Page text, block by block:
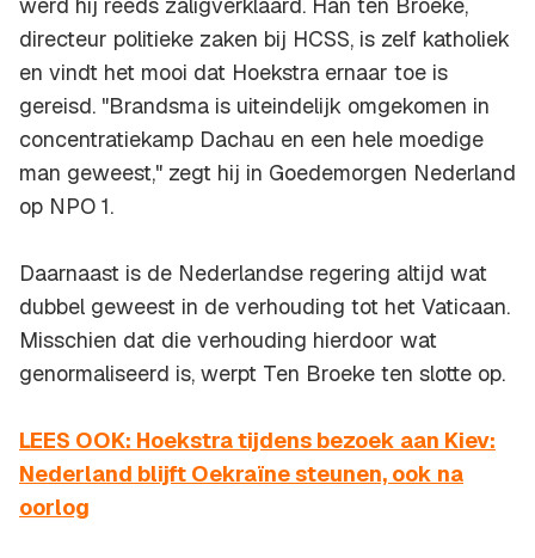
werd hij reeds zaligverklaard. Han ten Broeke,
directeur politieke zaken bij HCSS, is zelf katholiek
en vindt het mooi dat Hoekstra ernaar toe is
gereisd. "Brandsma is uiteindelijk omgekomen in
concentratiekamp Dachau en een hele moedige
man geweest," zegt hij in Goedemorgen Nederland
op NPO 1.
Daarnaast is de Nederlandse regering altijd wat
dubbel geweest in de verhouding tot het Vaticaan.
Misschien dat die verhouding hierdoor wat
genormaliseerd is, werpt Ten Broeke ten slotte op.
LEES OOK: Hoekstra tijdens bezoek aan Kiev:
Nederland blijft Oekraïne steunen, ook na
oorlog